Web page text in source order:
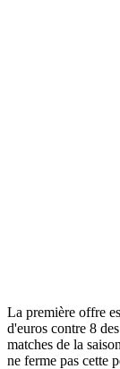
La première offre
d'euros contre 8
matches de la
ne ferme pas cette